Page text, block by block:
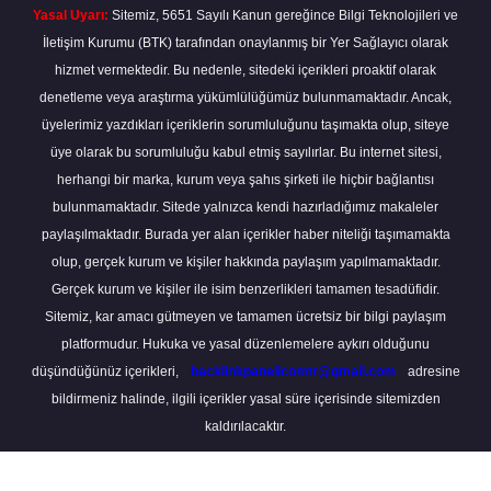
Yasal Uyarı: Sitemiz, 5651 Sayılı Kanun gereğince Bilgi Teknolojileri ve
İletişim Kurumu (BTK) tarafından onaylanmış bir Yer Sağlayıcı olarak
hizmet vermektedir. Bu nedenle, sitedeki içerikleri proaktif olarak
denetleme veya araştırma yükümlülüğümüz bulunmamaktadır. Ancak,
üyelerimiz yazdıkları içeriklerin sorumluluğunu taşımakta olup, siteye
üye olarak bu sorumluluğu kabul etmiş sayılırlar. Bu internet sitesi,
herhangi bir marka, kurum veya şahıs şirketi ile hiçbir bağlantısı
bulunmamaktadır. Sitede yalnızca kendi hazırladığımız makaleler
paylaşılmaktadır. Burada yer alan içerikler haber niteliği taşımamakta
olup, gerçek kurum ve kişiler hakkında paylaşım yapılmamaktadır.
Gerçek kurum ve kişiler ile isim benzerlikleri tamamen tesadüfidir.
Sitemiz, kar amacı gütmeyen ve tamamen ücretsiz bir bilgi paylaşım
platformudur. Hukuka ve yasal düzenlemelere aykırı olduğunu
düşündüğünüz içerikleri,
backlinkpanelicomtr@gmail.com
adresine
bildirmeniz halinde, ilgili içerikler yasal süre içerisinde sitemizden
kaldırılacaktır.